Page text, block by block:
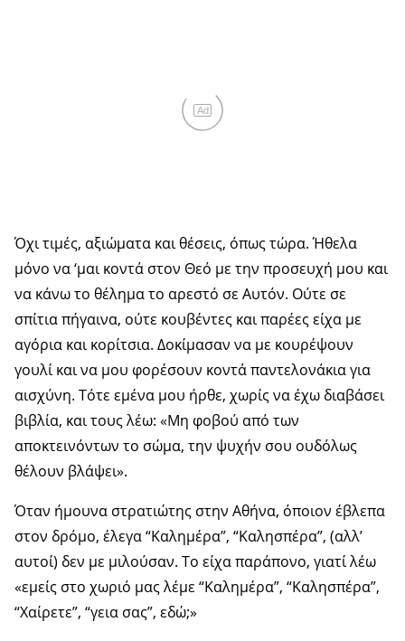
Ad
Όχι τιμές, αξιώματα και θέσεις, όπως τώρα. Ήθελα
μόνο να ‘μαι κοντά στον Θεό με την προσευχή μου και
να κάνω το θέλημα το αρεστό σε Αυτόν. Ούτε σε
σπίτια πήγαινα, ούτε κουβέντες και παρέες είχα με
αγόρια και κορίτσια. Δοκίμασαν να με κουρέψουν
γουλί και να μου φορέσουν κοντά παντελονάκια για
αισχύνη. Τότε εμένα μου ήρθε, χωρίς να έχω διαβάσει
βιβλία, και τους λέω: «Μη φοβού από των
αποκτεινόντων το σώμα, την ψυχήν σου ουδόλως
θέλουν βλάψει».
Όταν ήμουνα στρατιώτης στην Αθήνα, όποιον έβλεπα
στον δρόμο, έλεγα “Καλημέρα”, “Καλησπέρα”, (αλλ’
αυτοί) δεν με μιλούσαν. Το είχα παράπονο, γιατί λέω
«εμείς στο χωριό μας λέμε “Καλημέρα”, “Καλησπέρα”,
“Χαίρετε”, “γεια σας”, εδώ;»